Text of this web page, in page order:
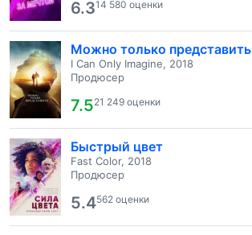
6.314 580 оценки
Можно только представить
I Can Only Imagine, 2018
Продюсер
7.521 249 оценки
Быстрый цвет
Fast Color, 2018
Продюсер
5.4562 оценки